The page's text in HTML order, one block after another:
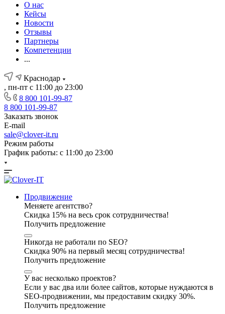
О нас
Кейсы
Новости
Отзывы
Партнеры
Компетенции
...
Краснодар
, пн-пт с 11:00 до 23:00
8 800 101-99-87
8 800 101-99-87
Заказать звонок
E-mail
sale@clover-it.ru
Режим работы
График работы: с 11:00 до 23:00
Продвижение
Меняете агентство?
Скидка 15% на весь срок сотрудничества!
Получить предложение
Никогда не работали по SEO?
Скидка 90% на первый месяц сотрудничества!
Получить предложение
У вас несколько проектов?
Если у вас два или более сайтов, которые нуждаются в
SEO-продвижении, мы предоставим скидку 30%.
Получить предложение